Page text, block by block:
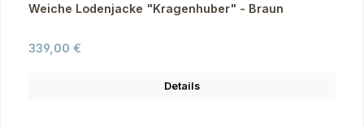
Weiche Lodenjacke "Kragenhuber" - Braun
Regulärer Preis:
339,00 €
Details